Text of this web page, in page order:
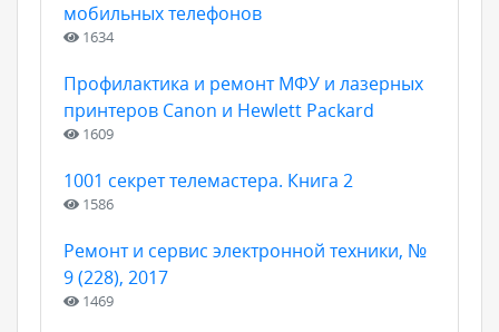
мобильных телефонов
1634
Профилактика и ремонт МФУ и лазерных
принтеров Canon и Hewlett Packard
1609
1001 секрет телемастера. Книга 2
1586
Ремонт и сервис электронной техники, №
9 (228), 2017
1469